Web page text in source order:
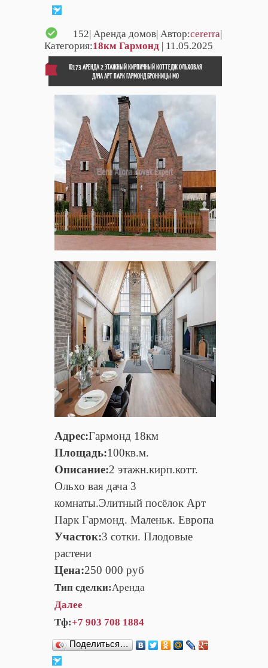
152| Аренда домов| Автор:cererra|
Категория:18км Гармонд | 11.05.2025
ID173 АРЕНДА 2 ЭТАЖНЫЙ КИРПИЧНЫЙ КОТТЕДЖ ОЛЬХОВАЯ
ДАЧА АРТ ПАРК ГАРМОНД БРОННИЦЫ МО
Адрес:Гармонд 18км
Площадь:100кв.м.
Описание:2 этажн.кирп.котт.
Ольхо вая дача 3
комнаты.Элитный посёлок Арт
Парк Гармонд. Маленьк. Европа
Участок:3 сотки. Плодовые
растени
Цена:250 000 руб
Тип сделки:Аренда
Далее
Тф:+7 903 708 1884
Поделиться…